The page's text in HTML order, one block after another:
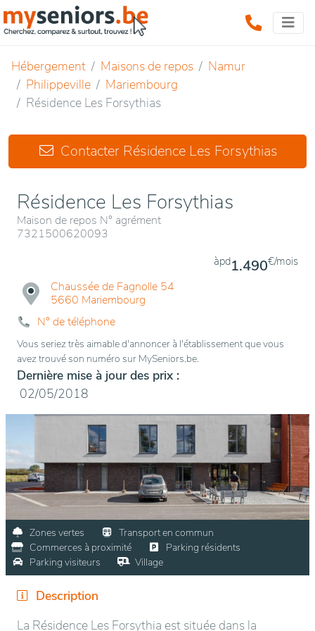
Hébergement Maisons de repos
Namur
Philippeville
Mariembourg
Résidence Les Forsythias
Résidence Les Forsythias
Maison de repos N° agrément
7321500620093
Chaussée de Fagnolle 54
5660 Mariembourg
àpd1.490€/mois
N° de téléphone
Vous seriez très aimable d'annoncer à l'établissement que vous
avez trouvé son numéro sur MySeniors.be.
Dernière mise à jour des prix :
02/05/2018
Zones vertes
Transport en commun
Commerces à proximité
Parking résidents
Parking visiteurs
Village
Description
La Résidence Les Forsythia est située dans la
Contacter Résidence Les Forsythias